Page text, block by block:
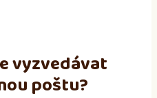
vyzvedávat
poštu?